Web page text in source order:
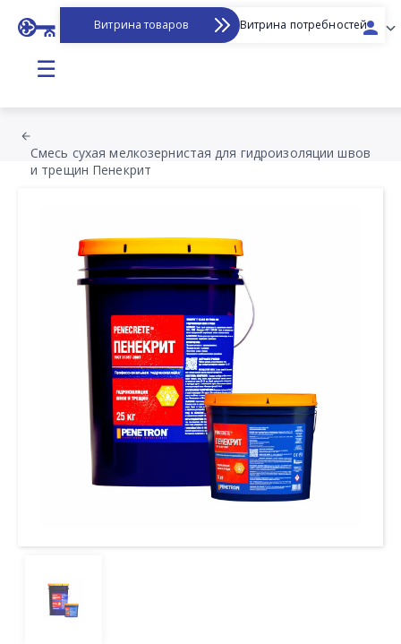
Витрина товаров Витрина потребностей
☰
Смесь сухая мелкозернистая для гидроизоляции швов
и трещин Пенекрит